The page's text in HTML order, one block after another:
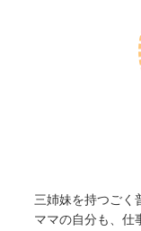
三姉妹を持つごく
ママの自分も、仕